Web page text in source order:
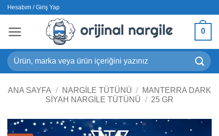
İçeriğe
Hesabım / Giriş Yap
0
Ara:
ANA SAYFA / NARGILE TÜTÜNÜ /
MANTERRA DARK
SIYAH NARGILE TÜTÜNÜ / 25 GR